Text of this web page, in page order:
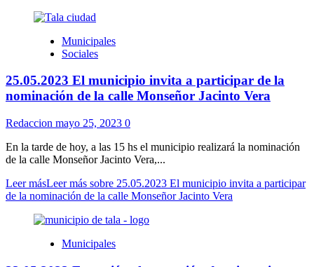
Municipales
Sociales
25.05.2023 El municipio invita a participar de la
nominación de la calle Monseñor Jacinto Vera
Redaccion mayo 25, 2023 0
En la tarde de hoy, a las 15 hs el municipio realizará la nominación
de la calle Monseñor Jacinto Vera,...
Leer másLeer más sobre 25.05.2023 El municipio invita a participar
de la nominación de la calle Monseñor Jacinto Vera
Municipales